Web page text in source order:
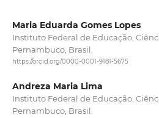
Maria Eduarda Gomes Lopes
Instituto Federal de Educação,
Pernambuco, Brasil.
https://orcid.org/0000-0001-9181-5675
Andreza Maria Lima
Instituto Federal de Educação,
Pernambuco, Brasil.